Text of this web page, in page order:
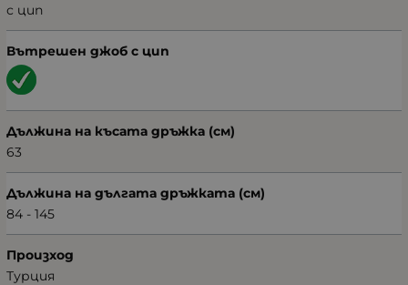
с цип
Вътрешен джоб с цип
Дължина на късата дръжка (см)
63
Дължина на дългата дръжката (см)
84 - 145
Произход
Турция